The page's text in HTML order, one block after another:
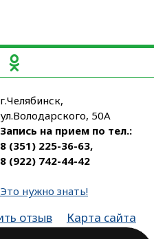
г.Челябинск,
ул.Володарского, 50А
Запись на прием по тел.:
8 (351) 225-36-63,
8 (922) 742-44-42
Это нужно знать!
отзыв
Карта сайта